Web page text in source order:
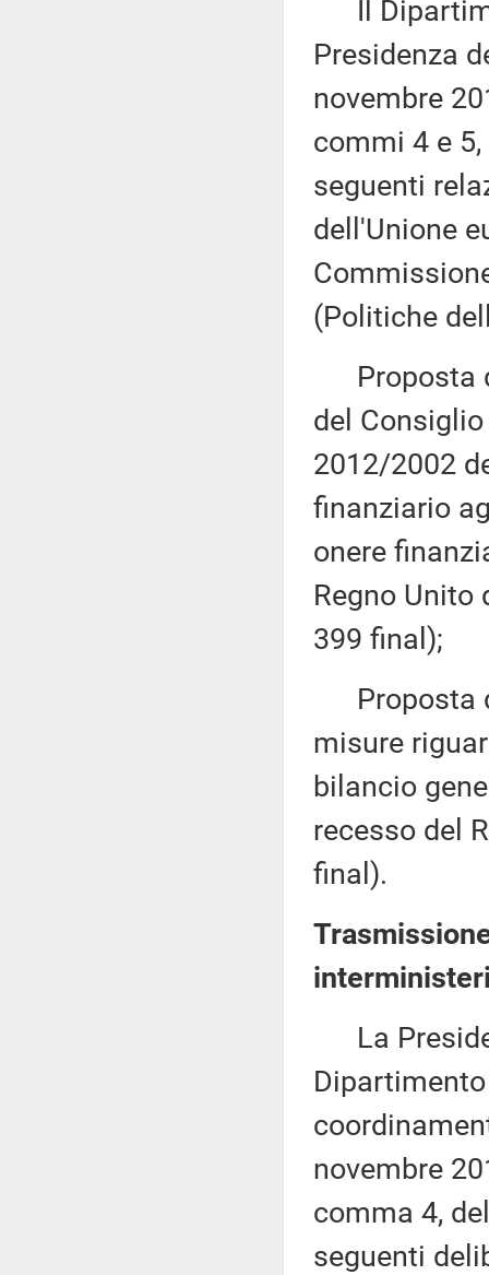
Il
Presidenza
novembre
commi 4 e
seguenti
dell'Unione
(Politiche
Proposta
del
2012/2002
finanziario
onere
Regno Unito
399 final);
Proposta
misure
bilancio
recesso del
final).
La
novembre
comma 4,
seguenti